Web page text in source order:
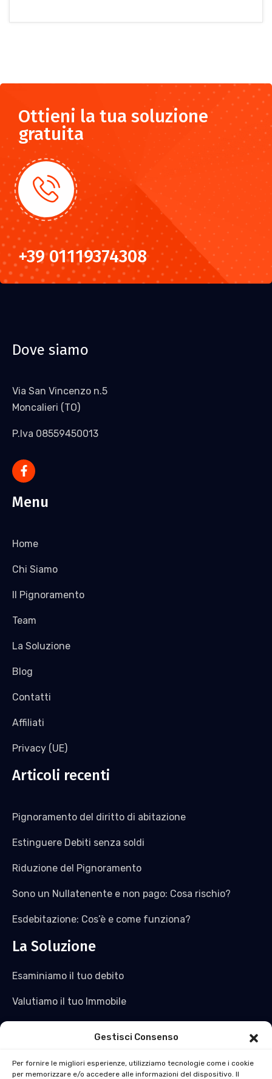
Gestisci Consenso
Per fornire le migliori esperienze, utilizziamo tecnologie come i cookie
per memorizzare e/o accedere alle informazioni del dispositivo. Il
Ottieni la tua soluzione
gratuita
+39 01119374308
Dove siamo
Via San Vincenzo n.5
Moncalieri (TO)
P.Iva 08559450013
Menu
Home
Chi Siamo
Il Pignoramento
Team
La Soluzione
Blog
Contatti
Affiliati
Privacy (UE)
Articoli recenti
Pignoramento del diritto di abitazione
Estinguere Debiti senza soldi
Riduzione del Pignoramento
Sono un Nullatenente e non pago: Cosa rischio?
Esdebitazione: Cos’è e come funziona?
La Soluzione
Esaminiamo il tuo debito
Valutiamo il tuo Immobile